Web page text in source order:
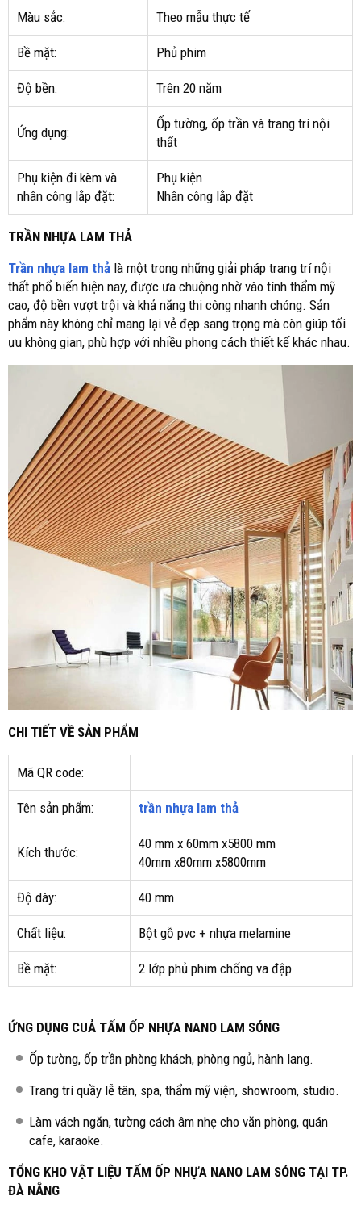
Màu sắc: Theo mẫu thực tế
Bề mặt: Phủ phim
Độ bền: Trên 20 năm
Ứng dụng:
Ốp tường, ốp trần và trang trí nội
thất
Phụ kiện đi kèm và
nhân công lắp đặt:
Phụ kiện
Nhân công lắp đặt
TRẦN NHỰA LAM THẢ
Trần nhựa lam thả là một trong những giải pháp trang trí nội
thất phổ biến hiện nay, được ưa chuộng nhờ vào tính thẩm mỹ
cao, độ bền vượt trội và khả năng thi công nhanh chóng. Sản
phẩm này không chỉ mang lại vẻ đẹp sang trọng mà còn giúp tối
ưu không gian, phù hợp với nhiều phong cách thiết kế khác nhau.
CHI TIẾT VỀ SẢN PHẨM
Mã QR code:
Tên sản phẩm: trần nhựa lam thả
Kích thước:
40 mm x 60mm x5800 mm
40mm x80mm x5800mm
Độ dày: 40 mm
Chất liệu: Bột gỗ pvc + nhựa melamine
Bề mặt: 2 lớp phủ phim chống va đập
ỨNG DỤNG CUẢ TẤM ỐP NHỰA NANO LAM SÓNG
Ốp tường, ốp trần phòng khách, phòng ngủ, hành lang.
Trang trí quầy lễ tân, spa, thẩm mỹ viện, showroom, studio.
Làm vách ngăn, tường cách âm nhẹ cho văn phòng, quán
cafe, karaoke.
TỔNG KHO VẬT LIỆU TẤM ỐP NHỰA NANO LAM SÓNG TẠI TP.
ĐÀ NẴNG